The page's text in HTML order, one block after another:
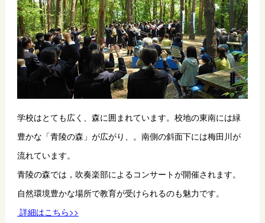
学校はとても広く、森に囲まれています。校地の東南には緑
豊かな「青陵の森」が広がり、。南側の斜面下には梅田川が
流れています。
青陵の森では，吹奏楽部によるコンサートが開催されます。
自然環境豊かな場所で教育が受けられるのも魅力です。
詳細はこちら>>